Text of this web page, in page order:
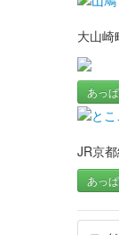
大山崎
あっぱ
JR京
あっぱ